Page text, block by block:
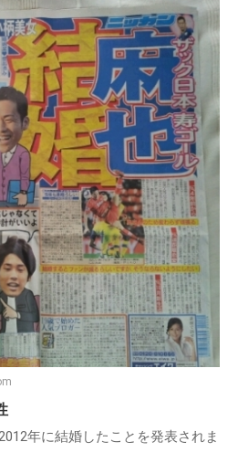
年に結婚したことを発表されま